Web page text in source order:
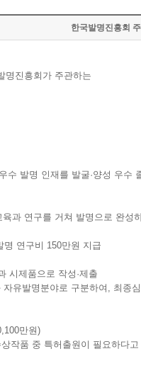
한국발명진흥회
명진흥회가 주관하는
발명 인재를 발굴·양성 우수
과 연구를 거쳐 발명으로 완성
명 연구비 150만원 지급
시제품으로 작성·제출
유발명분야로 구분하여, 최종
만원)
작품 중 특허출원이 필요하다